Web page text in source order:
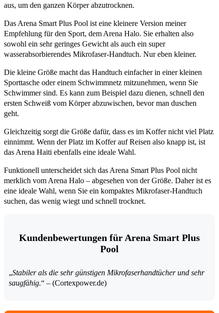
aus, um den ganzen Körper abzutrocknen.
Das Arena Smart Plus Pool ist eine kleinere Version meiner
Empfehlung für den Sport, dem Arena Halo. Sie erhalten also
sowohl ein sehr geringes Gewicht als auch ein super
wasserabsorbierendes Mikrofaser-Handtuch. Nur eben kleiner.
Die kleine Größe macht das Handtuch einfacher in einer kleinen
Sporttasche oder einem Schwimmnetz mitzunehmen, wenn Sie
Schwimmer sind. Es kann zum Beispiel dazu dienen, schnell den
ersten Schweiß vom Körper abzuwischen, bevor man duschen
geht.
Gleichzeitig sorgt die Größe dafür, dass es im Koffer nicht viel Platz
einnimmt. Wenn der Platz im Koffer auf Reisen also knapp ist, ist
das Arena Haiti ebenfalls eine ideale Wahl.
Funktionell unterscheidet sich das Arena Smart Plus Pool nicht
merklich vom Arena Halo – abgesehen von der Größe. Daher ist es
eine ideale Wahl, wenn Sie ein kompaktes Mikrofaser-Handtuch
suchen, das wenig wiegt und schnell trocknet.
Kundenbewertungen für Arena Smart Plus
Pool
„Stabiler als die sehr günstigen Mikrofaserhandtücher und sehr
saugfähig.“ – (Cortexpower.de)